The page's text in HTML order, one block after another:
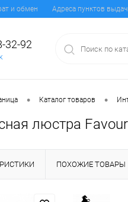
и обмен Адреса пунктов
32-92
• Каталог товаров •
люстра
ПОХОЖИЕ ТОВАРЫ